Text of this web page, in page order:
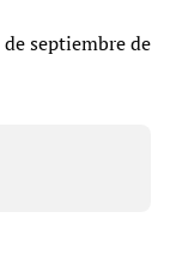
septiembre de